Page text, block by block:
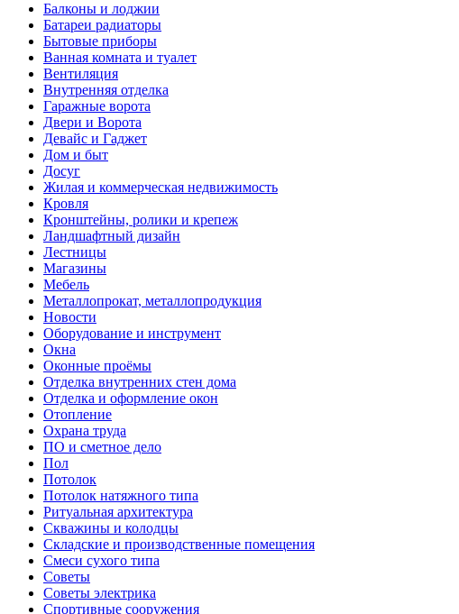
Балконы и лоджии
Батареи радиаторы‎
Бытовые приборы
Ванная комната и туалет
Вентиляция
Внутренняя отделка
Гаражные ворота
Двери и Ворота
Девайс и Гаджет
Дом и быт
Досуг
Жилая и коммерческая недвижимость
Кровля
Кронштейны, ролики и крепеж
Ландшафтный дизайн
Лестницы
Магазины
Мебель
Металлопрокат, металлопродукция
Новости
Оборудование и инструмент
Окна
Оконные проёмы
Отделка внутренних стен дома
Отделка и оформление окон
Отопление
Охрана труда
ПО и сметное дело
Пол
Потолок
Потолок натяжного типа
Ритуальная архитектура
Скважины и колодцы
Складские и производственные помещения
Смеси сухого типа
Советы
Советы электрика
Спортивные сооружения